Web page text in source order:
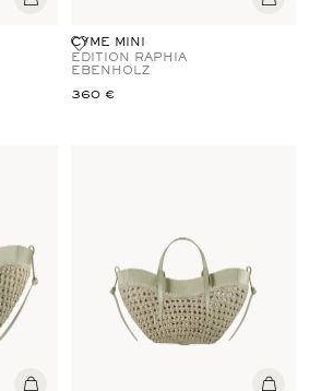
CYME MINI
EDITION RAPHIA
EBENHOLZ
360 €